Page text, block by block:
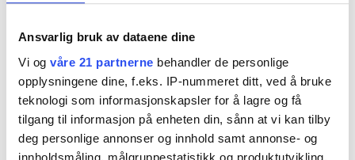
Ansvarlig bruk av dataene dine
Vi og våre 21 partnerne behandler de personlige
opplysningene dine, f.eks. IP-nummeret ditt, ved å bruke
teknologi som informasjonskapsler for å lagre og få
tilgang til informasjon på enheten din, sånn at vi kan tilby
deg personlige annonser og innhold samt annonse- og
innholdsmåling, målgruppestatistikk og produktutvikling.
Ifølge Andreassen kan det svekke tilliten fra
finansmarkeder, investorer og befolkningen.
– Hvor ender dette i år, og hvor ender dette neste år.
I tillegg kan det gi høyere renter.
– Hvis staten tilfører mer penger til økonomien,
som å for eksempel øke subsidier til barnehage,